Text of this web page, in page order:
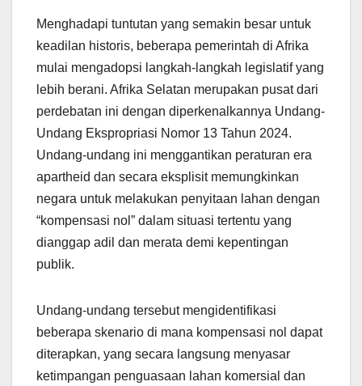
Menghadapi tuntutan yang semakin besar untuk
keadilan historis, beberapa pemerintah di Afrika
mulai mengadopsi langkah-langkah legislatif yang
lebih berani. Afrika Selatan merupakan pusat dari
perdebatan ini dengan diperkenalkannya Undang-
Undang Ekspropriasi Nomor 13 Tahun 2024.
Undang-undang ini menggantikan peraturan era
apartheid dan secara eksplisit memungkinkan
negara untuk melakukan penyitaan lahan dengan
“kompensasi nol” dalam situasi tertentu yang
dianggap adil dan merata demi kepentingan
publik.
Undang-undang tersebut mengidentifikasi
beberapa skenario di mana kompensasi nol dapat
diterapkan, yang secara langsung menyasar
ketimpangan penguasaan lahan komersial dan